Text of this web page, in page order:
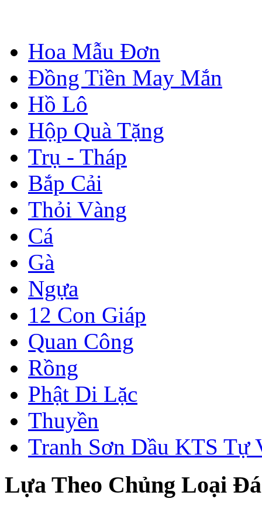
Hoa Mẫu Đơn
Đồng Tiền May Mắn
Hồ Lô
Hộp Quà Tặng
Trụ - Tháp
Bắp Cải
Thỏi Vàng
Cá
Gà
Ngựa
12 Con Giáp
Quan Công
Rồng
Phật Di Lặc
Thuyền
Tranh Sơn Dầu KTS Tự
Lựa Theo Chủng Loại Đá